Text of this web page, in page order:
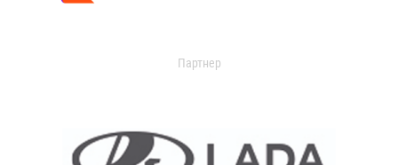
Партнер